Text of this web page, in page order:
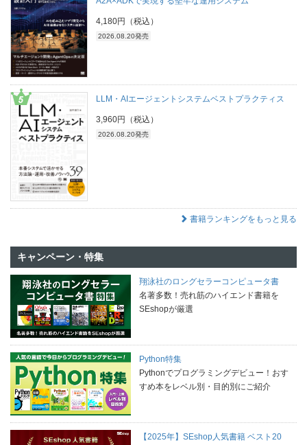
4,180円（税込）
2026.08.20発売
LLM・AIエージェントシステムベストプラクティス
3,960円（税込）
2026.08.20発売
書籍ランキングをもっと見る
キャンペーン・特集
翔泳社のロングセラーコンピュータ書
名著多数！売れ筋のハイエンド書籍を
SEshopが厳選
Python特集
Pythonでプログラミングデビュー！おす
すめ本をレベル別・目的別にご紹介
【2025年】SEshop人気書籍 ベスト20